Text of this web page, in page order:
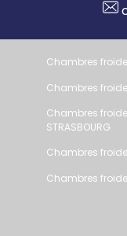
Chambres
Chambres
Chambres
STRASBOURG
Chambres
Chambres